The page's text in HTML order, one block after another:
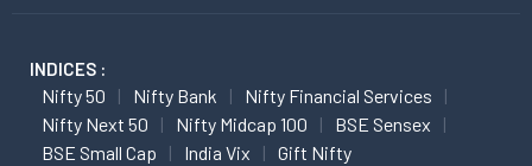
INDICES :
Nifty 50 Nifty Bank
Nifty Financial Services
Nifty Next 50
Nifty Midcap 100
BSE Sensex
BSE Small Cap
India Vix Gift Nifty